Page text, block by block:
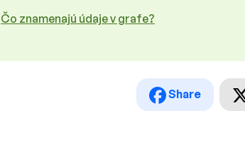
Čo znamenajú údaje v grafe?
Share